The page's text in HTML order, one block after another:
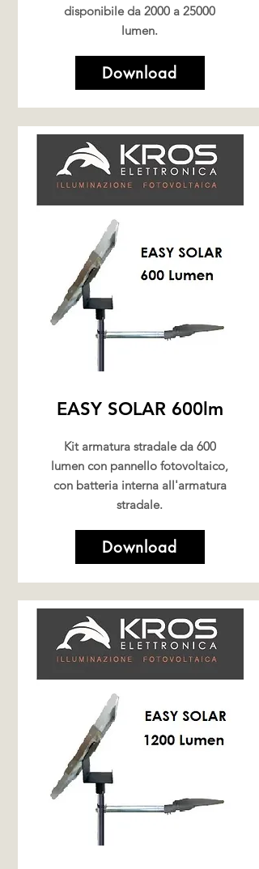
disponibile da 2000 a 25000
lumen.
Download
EASY SOLAR 600lm
Kit armatura stradale da 600
lumen con pannello fotovoltaico,
con batteria interna all'armatura
stradale.
Download